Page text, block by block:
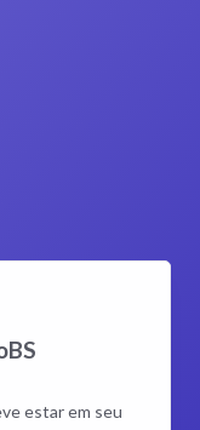
estar em seu